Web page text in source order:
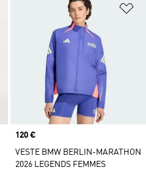
Ajouter à la Liste de produits
Prix
120 €
VESTE BMW BERLIN-MARATHON
2026 LEGENDS FEMMES